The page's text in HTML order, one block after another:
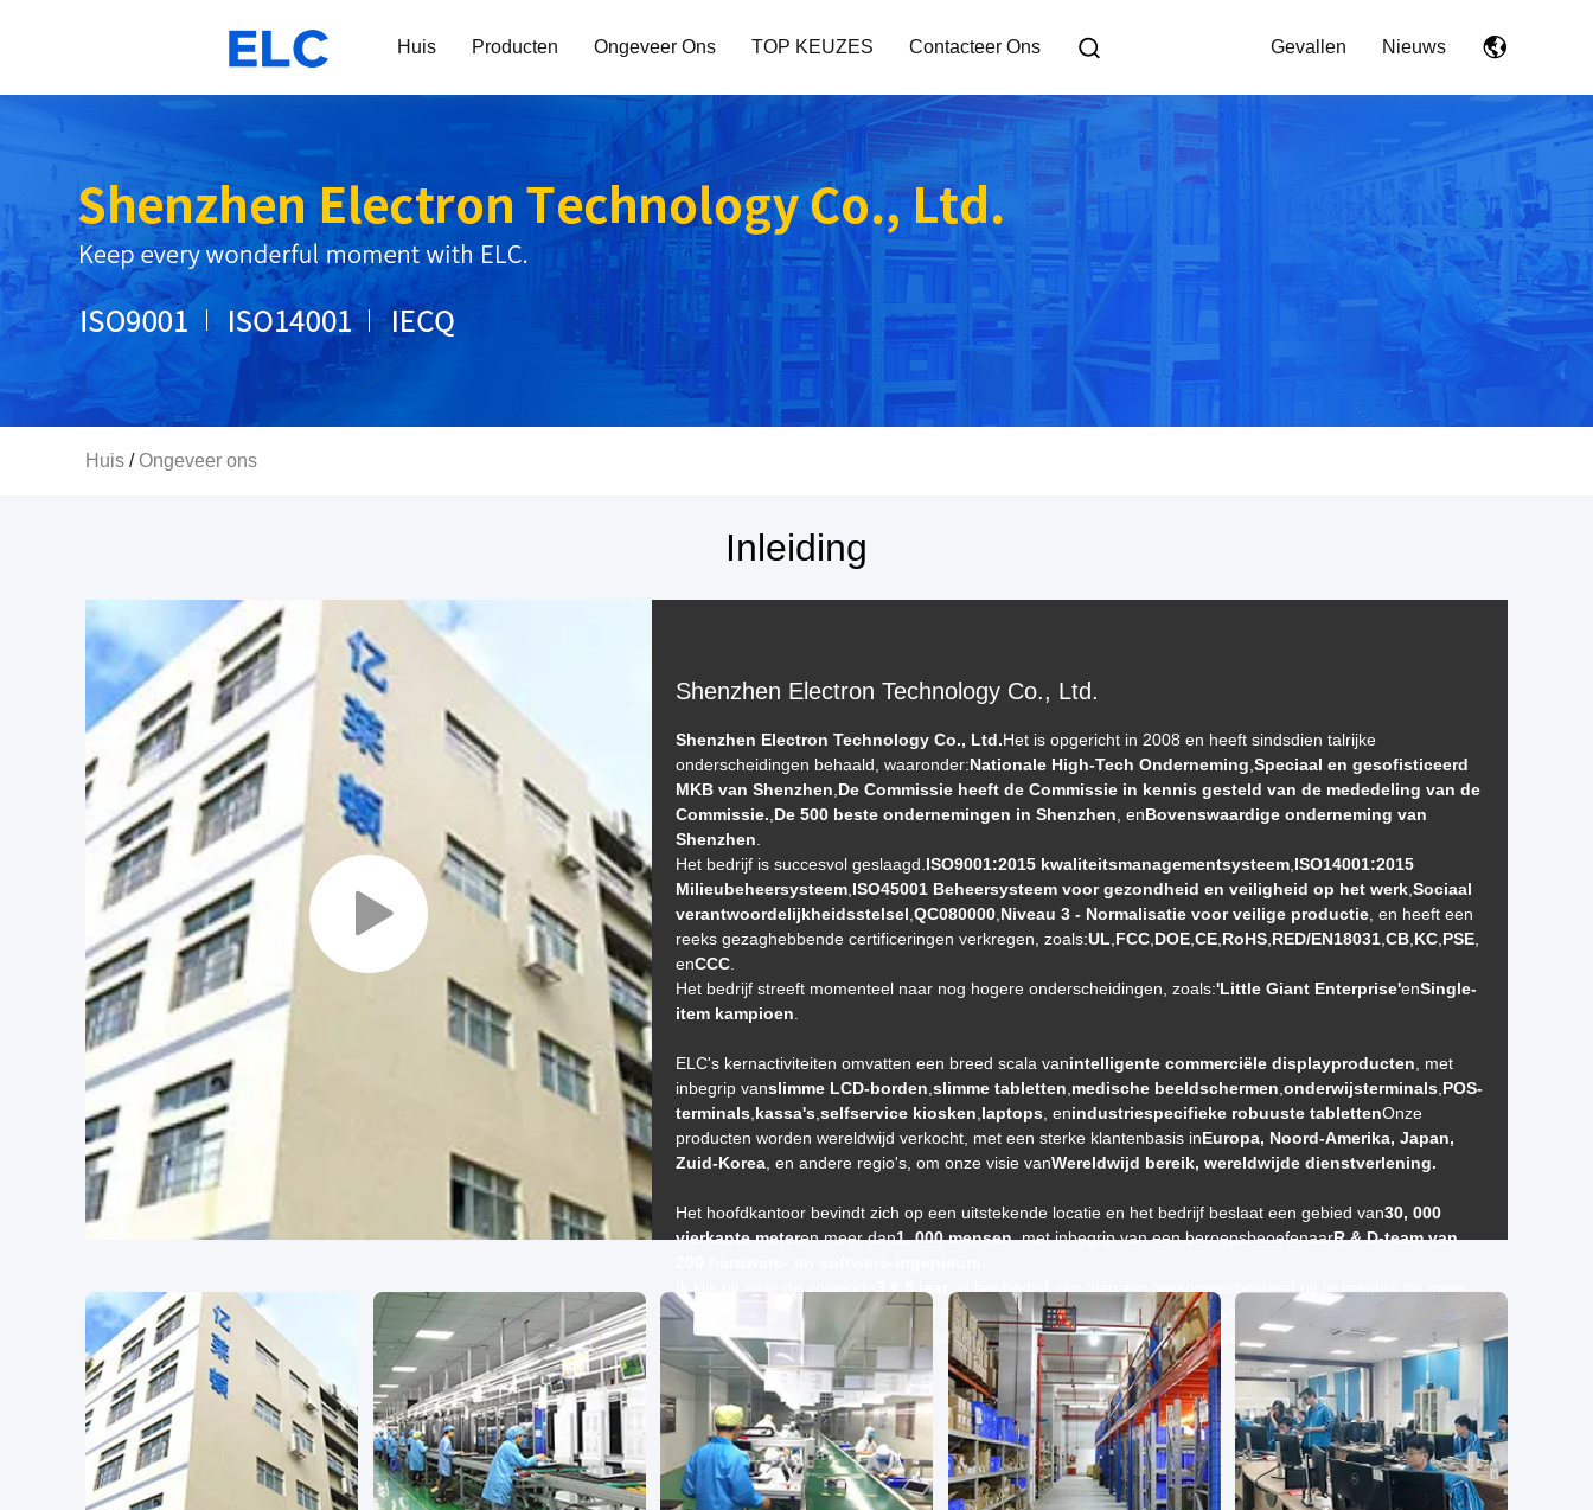
Huis Producten Ongeveer Ons TOP KEUZES Contacteer Ons Gevallen Nieuws
Huis / Ongeveer ons
Inleiding
Shenzhen Electron Technology Co., Ltd.
Shenzhen Electron Technology Co., Ltd.Het is opgericht in 2008 en heeft sindsdien talrijke
onderscheidingen behaald, waaronder:Nationale High-Tech Onderneming Speciaal en gesofisticeerd
MKB van Shenzhen De Commissie heeft de Commissie in kennis gesteld van de mededeling van de
Commissie. De 500 beste ondernemingen in Shenzhen , enBovenswaardige onderneming van
Shenzhen
Het bedrijf is succesvol geslaagd. ISO9001:2015 kwaliteitsmanagementsysteem ISO14001:2015
Milieubeheersysteem ISO45001 Beheersysteem voor gezondheid en veiligheid op het werk Sociaal
verantwoordelijkheidsstelsel QC080000 Niveau 3 - Normalisatie voor veilige productie , en heeft een
reeks gezaghebbende certificeringen verkregen, zoals:UL FCC DOE CE RoHS RED/EN18031 CB KC PSE
enCCC
Het bedrijf streeft momenteel naar nog hogere onderscheidingen, zoals:'Little Giant Enterprise'enSingle-
item kampioen
ELC's kernactiviteiten omvatten een breed scala vanintelligente commerciële displayproducten , met
inbegrip vanslimme LCD-borden slimme tabletten medische beeldschermen onderwijsterminals POS-
terminals kassa's selfservice kiosken laptops , enindustriespecifieke robuuste tablettenOnze
producten worden wereldwijd verkocht, met een sterke klantenbasis inEuropa, Noord-Amerika, Japan,
Zuid-Korea , en andere regio's, om onze visie vanWereldwijd bereik, wereldwijde dienstverlening.
Het hoofdkantoor bevindt zich op een uitstekende locatie en het bedrijf beslaat een gebied van30, 000
vierkante meteren meer dan1, 000 mensen, met inbegrip van een beroepsbeoefenaarR & D-team van
dan
3, 000 werknemers , met meer dan500 hoogtechnologische professionals
, blijft zwaar investeren in
talentontwikkeling en productinnovatie om haar leidende positie in de industrie te behouden.